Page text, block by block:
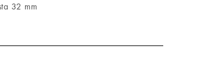
32 mm